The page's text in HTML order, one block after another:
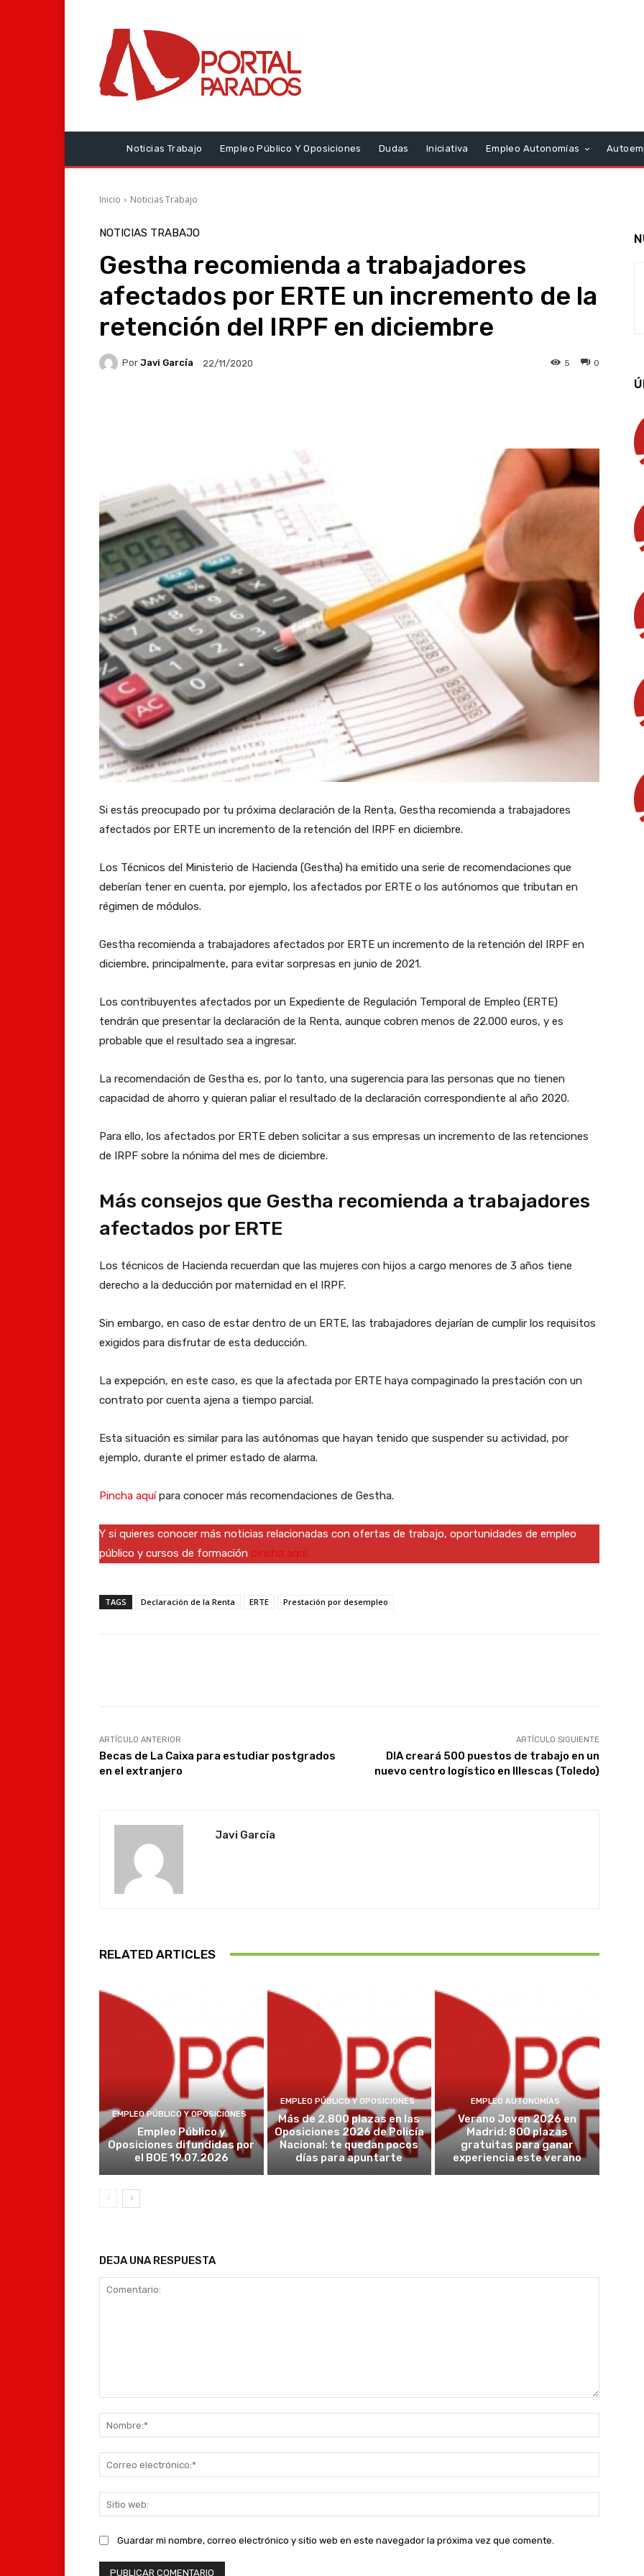
Noticias Trabajo Empleo Público Y Oposiciones Dudas Iniciativa Empleo Autonomías
Inicio Noticias Trabajo
NOTICIAS TRABAJO
Gestha recomienda a trabajadores
afectados por ERTE un incremento de la
retención del IRPF en diciembre
Por Javi García 22/11/2020 0
5
Si estás preocupado por tu próxima declaración de la Renta, Gestha recomienda a trabajadores
afectados por ERTE un incremento de la retención del IRPF en diciembre.
Los Técnicos del Ministerio de Hacienda (Gestha) ha emitido una serie de recomendaciones que
deberían tener en cuenta, por ejemplo, los afectados por ERTE o los autónomos que tributan en
régimen de módulos.
Gestha recomienda a trabajadores afectados por ERTE un incremento de la retención del IRPF en
diciembre, principalmente, para evitar sorpresas en junio de 2021.
Los contribuyentes afectados por un Expediente de Regulación Temporal de Empleo (ERTE)
tendrán que presentar la declaración de la Renta, aunque cobren menos de 22.000 euros, y es
probable que el resultado sea a ingresar.
La recomendación de Gestha es, por lo tanto, una sugerencia para las personas que no tienen
capacidad de ahorro y quieran paliar el resultado de la declaración correspondiente al año 2020.
Para ello, los afectados por ERTE deben solicitar a sus empresas un incremento de las retenciones
de IRPF sobre la nónima del mes de diciembre.
Más consejos que Gestha recomienda a trabajadores
afectados por ERTE
Los técnicos de Hacienda recuerdan que las mujeres con hijos a cargo menores de 3 años tiene
derecho a la deducción por maternidad en el IRPF.
Sin embargo, en caso de estar dentro de un ERTE, las trabajadores dejarían de cumplir los requisitos
exigidos para disfrutar de esta deducción.
La expepción, en este caso, es que la afectada por ERTE haya compaginado la prestación con un
contrato por cuenta ajena a tiempo parcial.
Esta situación es similar para las autónomas que hayan tenido que suspender su actividad, por
ejemplo, durante el primer estado de alarma.
Pincha aquípara conocer más recomendaciones de Gestha.
Y si quieres conocer más noticias relacionadas con ofertas de trabajo, oportunidades de empleo
público y cursos de formación pincha aquí.
TAGS Declaración de la Renta ERTE Prestación por desempleo
ARTÍCULO ANTERIOR
Becas de La Caixa para estudiar postgrados
en el extranjero
ARTÍCULO SIGUIENTE
DIA creará 500 puestos de trabajo en un
nuevo centro logístico en Illescas (Toledo)
Javi García
RELATED ARTICLES
EMPLEO PÚBLICO Y OPOSICIONES
Empleo Público y
Oposiciones difundidas por
el BOE 19.07.2026
EMPLEO PÚBLICO Y OPOSICIONES
Más de 2.800 plazas en las
Oposiciones 2026 de Policía
Nacional: te quedan pocos
días para apuntarte
EMPLEO AUTONOMÍAS
Verano Joven 2026 en
Madrid: 800 plazas
gratuitas para ganar
experiencia este verano
DEJA UNA RESPUESTA
web:
Guardar mi nombre, correo electrónico y sitio web en este navegador la próxima vez que comente.